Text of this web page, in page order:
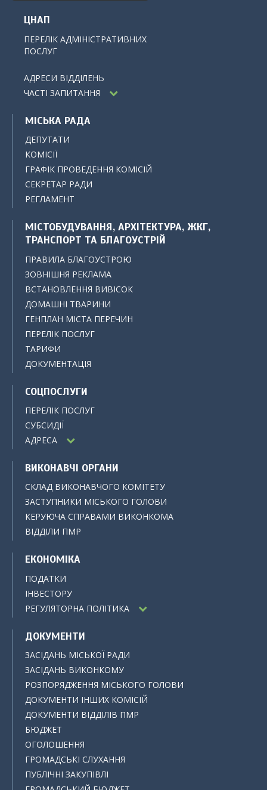
ЦНАП
ПЕРЕЛІК АДМІНІСТРАТИВНИХ
ПОСЛУГ
АДРЕСИ ВІДДІЛЕНЬ
ЧАСТІ ЗАПИТАННЯ
МІСЬКА РАДА
ДЕПУТАТИ
КОМІСІЇ
ГРАФІК ПРОВЕДЕННЯ КОМІСІЙ
СЕКРЕТАР РАДИ
РЕГЛАМЕНТ
МІСТОБУДУВАННЯ, АРХІТЕКТУРА, ЖКГ,
ТРАНСПОРТ ТА БЛАГОУСТРІЙ
ПРАВИЛА БЛАГОУСТРОЮ
ЗОВНІШНЯ РЕКЛАМА
ВСТАНОВЛЕННЯ ВИВІСОК
ДОМАШНІ ТВАРИНИ
ГЕНПЛАН МІСТА ПЕРЕЧИН
ПЕРЕЛІК ПОСЛУГ
ТАРИФИ
ДОКУМЕНТАЦІЯ
СОЦПОСЛУГИ
ПЕРЕЛІК ПОСЛУГ
СУБСИДІЇ
АДРЕСА
ВИКОНАВЧІ ОРГАНИ
СКЛАД ВИКОНАВЧОГО КОМІТЕТУ
ЗАСТУПНИКИ МІСЬКОГО ГОЛОВИ
КЕРУЮЧА СПРАВАМИ ВИКОНКОМА
ВІДДІЛИ ПМР
ЕКОНОМІКА
ПОДАТКИ
ІНВЕСТОРУ
РЕГУЛЯТОРНА ПОЛІТИКА
ДОКУМЕНТИ
ЗАСІДАНЬ МІСЬКОЇ РАДИ
ЗАСІДАНЬ ВИКОНКОМУ
РОЗПОРЯДЖЕННЯ МІСЬКОГО ГОЛОВИ
ДОКУМЕНТИ ІНШИХ КОМІСІЙ
ДОКУМЕНТИ ВІДДІЛІВ ПМР
БЮДЖЕТ
ОГОЛОШЕННЯ
ГРОМАДСЬКІ СЛУХАННЯ
ПУБЛІЧНІ ЗАКУПІВЛІ